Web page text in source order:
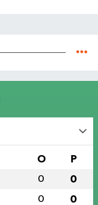
O P
0 0
0 0